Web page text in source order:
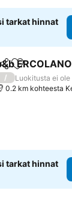
tarkat hinnat
Lisää
/
Luokitusta ei
0.2 km kohteesta
tarkat hinnat